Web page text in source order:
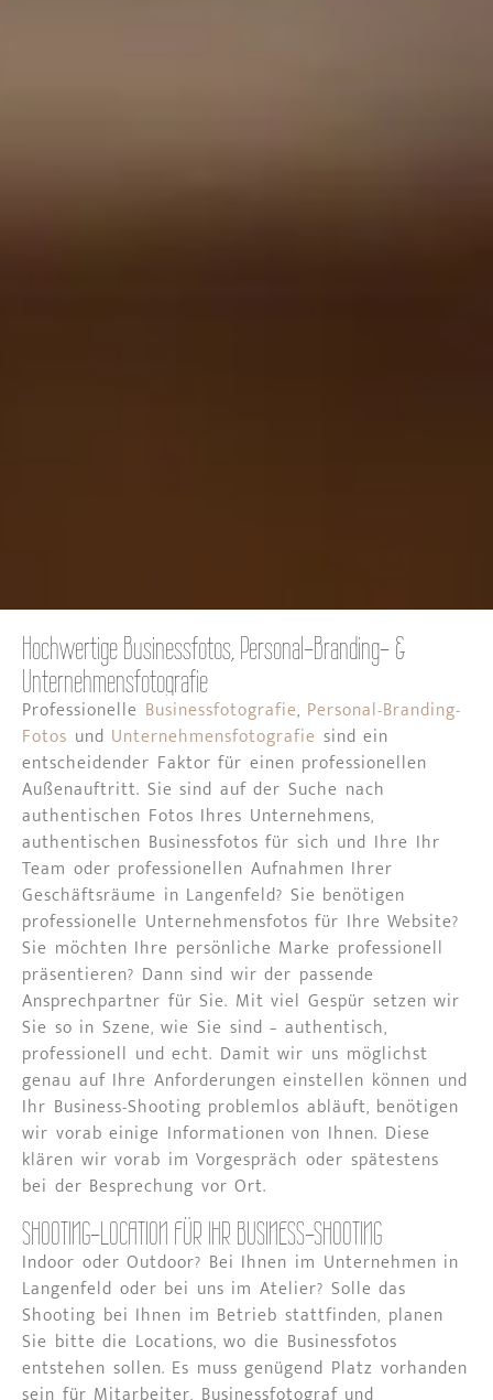
Hochwertige Businessfotos, Personal-Branding- &
Unternehmensfotografie
Professionelle Businessfotografie, Personal-Branding-
Fotos und Unternehmensfotografie sind ein
entscheidender Faktor für einen professionellen
Außenauftritt. Sie sind auf der Suche nach
authentischen Fotos Ihres Unternehmens,
authentischen Businessfotos für sich und Ihre Ihr
Team oder professionellen Aufnahmen Ihrer
Geschäftsräume in Langenfeld? Sie benötigen
professionelle Unternehmensfotos für Ihre Website?
Sie möchten Ihre persönliche Marke professionell
präsentieren? Dann sind wir der passende
Ansprechpartner für Sie. Mit viel Gespür setzen wir
Sie so in Szene, wie Sie sind – authentisch,
professionell und echt. Damit wir uns möglichst
genau auf Ihre Anforderungen einstellen können und
Ihr Business-Shooting problemlos abläuft, benötigen
wir vorab einige Informationen von Ihnen. Diese
klären wir vorab im Vorgespräch oder spätestens
bei der Besprechung vor Ort.
SHOOTING-LOCATION FÜR IHR BUSINESS-SHOOTING
Indoor oder Outdoor? Bei Ihnen im Unternehmen in
Langenfeld oder bei uns im Atelier? Solle das
Shooting bei Ihnen im Betrieb stattfinden, planen
Sie bitte die Locations, wo die Businessfotos
entstehen sollen. Es muss genügend Platz vorhanden